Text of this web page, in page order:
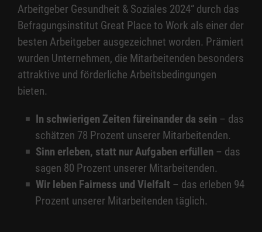
Arbeitgeber Gesundheit & Soziales 2024“ durch das
Befragungsinstitut Great Place to Work als einer der
besten Arbeitgeber ausgezeichnet worden. Prämiert
wurden Unternehmen, die Mitarbeitenden besonders
attraktive und förderliche Arbeitsbedingungen
bieten.
In schwierigen Zeiten füreinander da sein – das
schätzen 78 Prozent unserer Mitarbeitenden.
Sinn erleben, statt nur Aufgaben erfüllen – das
sagen 80 Prozent unserer Mitarbeitenden.
Wir leben Fairness und Vielfalt – das erleben 94
Prozent unserer Mitarbeitenden täglich.